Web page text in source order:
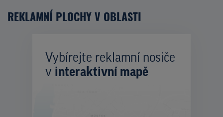
REKLAMNÍ PLOCHY V OBLASTI
Vybírejte reklamní nosiče
v interaktivní mapě